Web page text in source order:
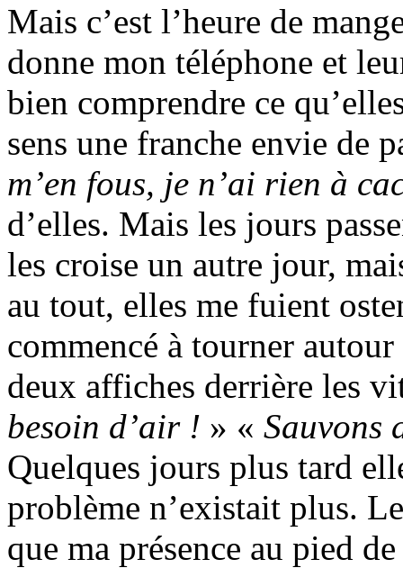
Mais c’est l’heure de
donne mon téléphone et
bien comprendre ce
sens une franche envie de
m’en fous, je n’ai rien à
d’elles. Mais les jours
les croise un autre jour,
au tout, elles me fuient
commencé à tourner
deux affiches derrière les
besoin d’air ! » « Sauvons
Quelques jours plus tard
problème n’existait plus.
que ma présence au pied